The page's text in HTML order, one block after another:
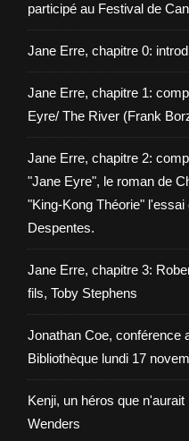
participé au Festival de
Jane Erre, chapitre 0:
Jane Erre, chapitre 1:
Eyre/ The River (Frank
Jane Erre, chapitre 2:
"Jane Eyre", le roman de
"King-Kong Théorie" l'essai
Despentes.
Jane Erre, chapitre 3:
fils, Toby Stephens
Jonathan Coe, conférence
Bibliothèque lundi 17
Kenji, un héros que
Wenders